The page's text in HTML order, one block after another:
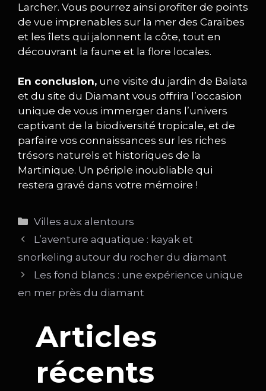
Larcher. Vous pourrez ainsi profiter de points
de vue imprenables sur la mer des Caraïbes
et les îlets qui jalonnent la côte, tout en
découvrant la faune et la flore locales.
En conclusion, une visite du jardin de Balata
et du site du Diamant vous offrira l’occasion
unique de vous immerger dans l’univers
captivant de la biodiversité tropicale, et de
parfaire vos connaissances sur les riches
trésors naturels et historiques de la
Martinique. Un périple inoubliable qui
restera gravé dans votre mémoire !
Catégories
Villes aux alentours
L’aventure aquatique : kayak et
snorkeling autour du rocher du diamant
Les fond blancs : une expérience unique
en mer près du diamant
Articles
récents